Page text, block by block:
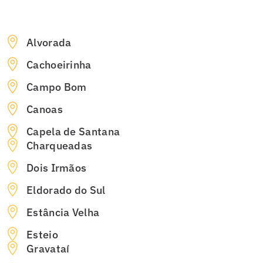
Alvorada
Cachoeirinha
Campo Bom
Canoas
Capela de Santana
Charqueadas
Dois Irmãos
Eldorado do Sul
Estância Velha
Esteio
Gravataí